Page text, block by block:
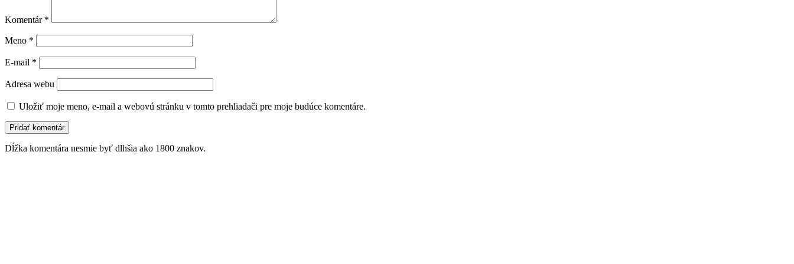
Komentár *
Meno *
E-mail *
Adresa webu
Uložiť moje meno, e-mail a webovú stránku v tomto prehliadači pre moje budúce komentáre.
Dĺžka komentára nesmie byť dlhšia ako 1800 znakov.